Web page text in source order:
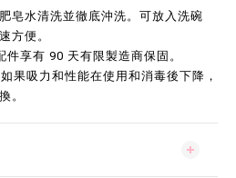
皂水清洗並徹底沖洗。可放入洗碗
方便。
享有 90 天有限製造商保固。
果吸力和性能在使用和消毒後下降，
。